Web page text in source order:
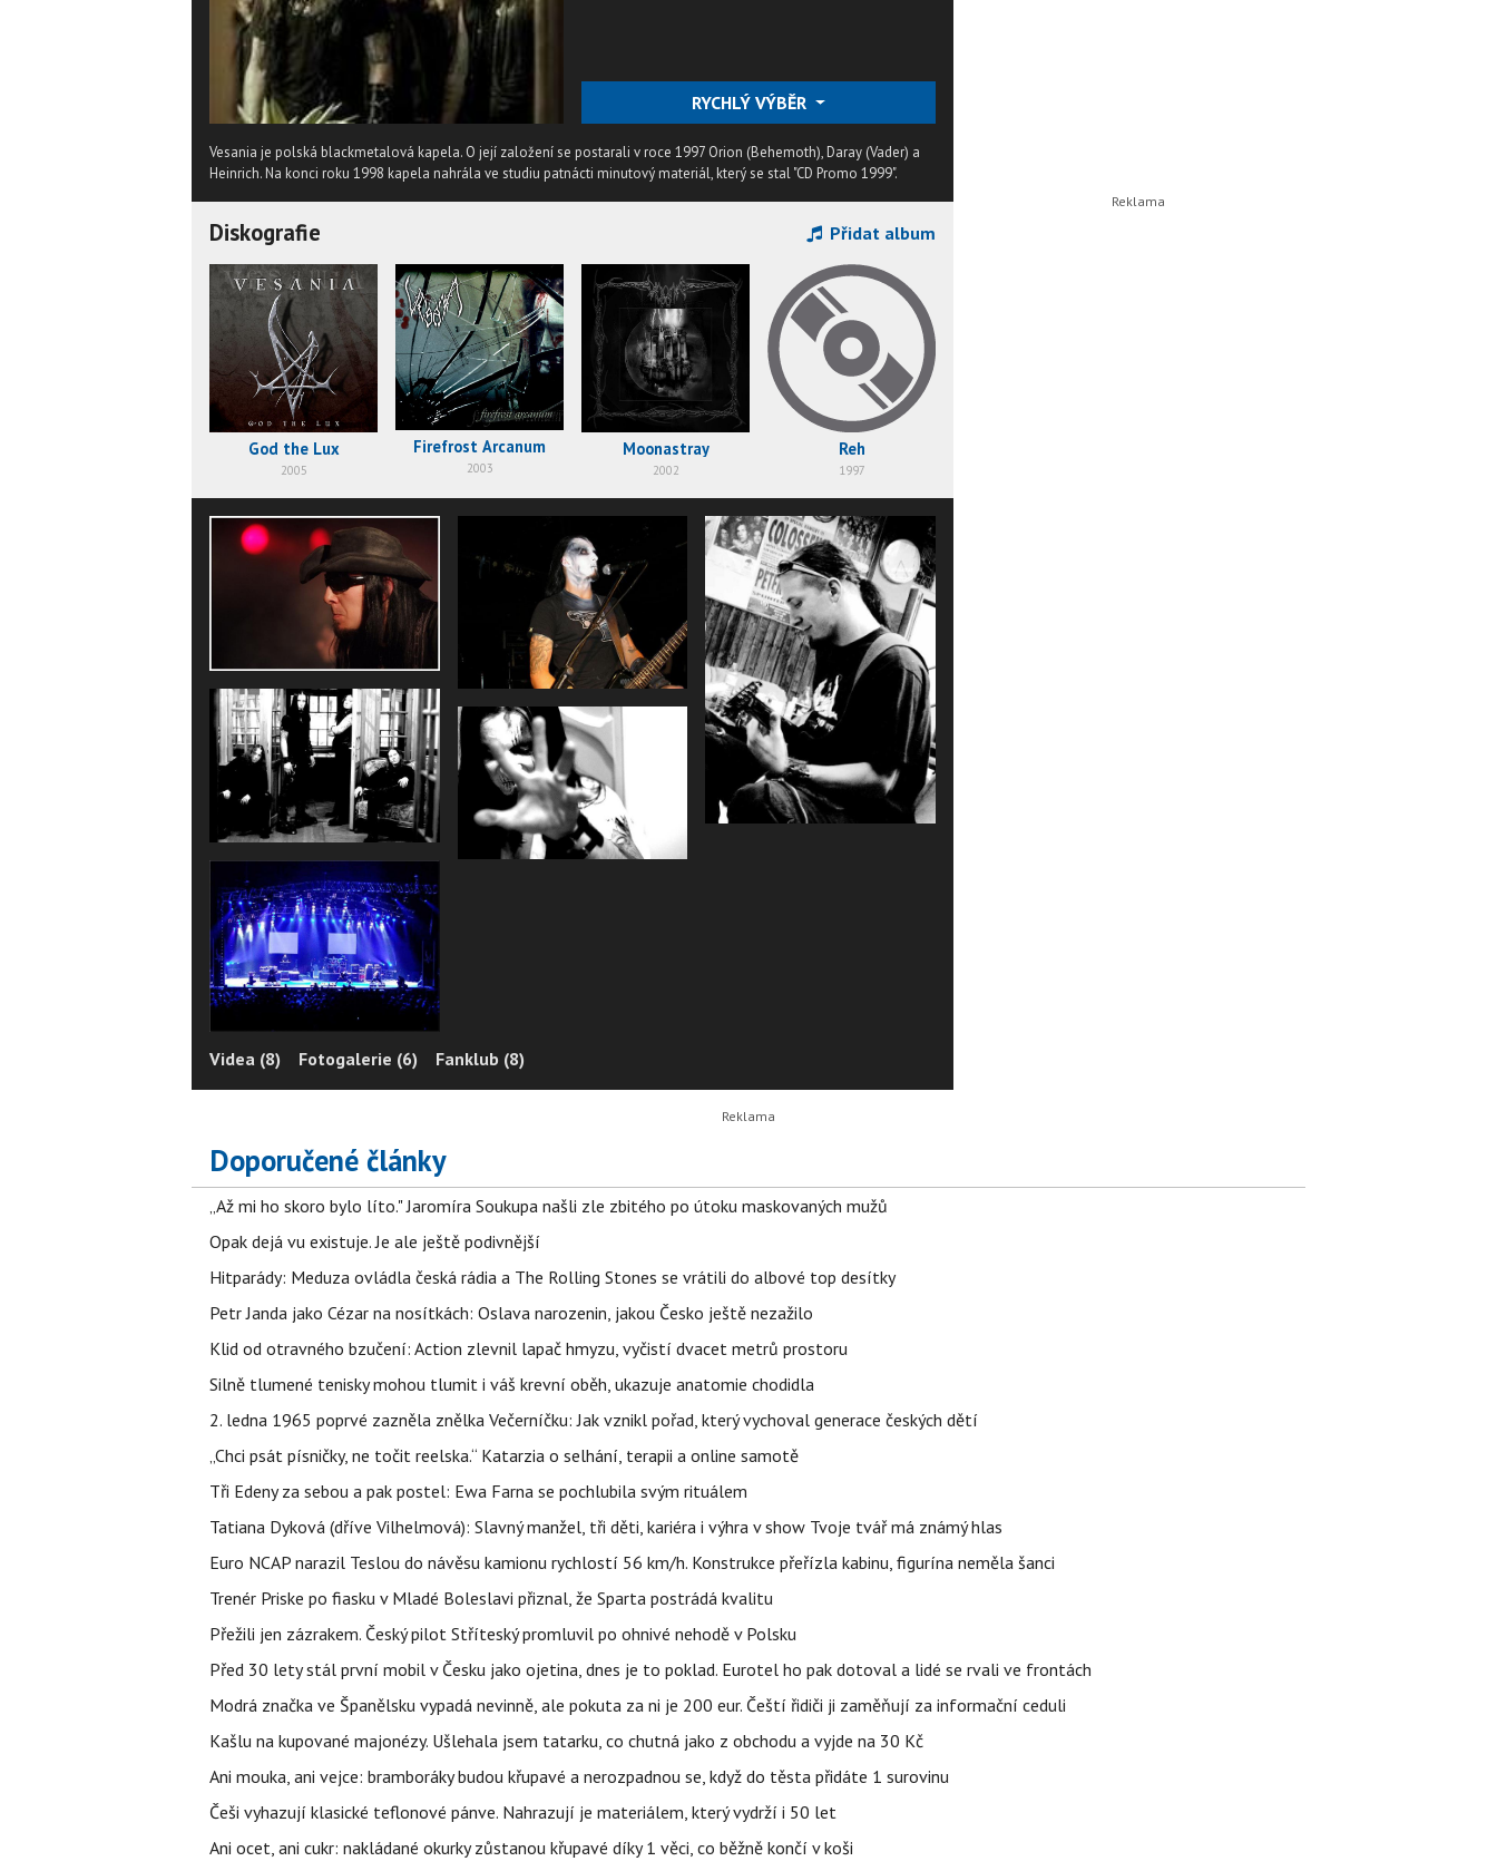
RYCHLÝ VÝBĚR
Vesania je polská blackmetalová kapela. O její založení se postarali v roce 1997 Orion (Behemoth), Daray (Vader) a
Heinrich. Na konci roku 1998 kapela nahrála ve studiu patnácti minutový materiál, který se stal "CD Promo 1999".
Diskografie Přidat album
God the Lux
2005
Firefrost Arcanum
2003
Moonastray
2002
Reh
1997
Videa (8) Fotogalerie (6) Fanklub (8)
Doporučené články
„Až mi ho skoro bylo líto." Jaromíra Soukupa našli zle zbitého po útoku maskovaných mužů
Opak dejá vu existuje. Je ale ještě podivnější
Hitparády: Meduza ovládla česká rádia a The Rolling Stones se vrátili do albové top desítky
Petr Janda jako Cézar na nosítkách: Oslava narozenin, jakou Česko ještě nezažilo
Klid od otravného bzučení: Action zlevnil lapač hmyzu, vyčistí dvacet metrů prostoru
Silně tlumené tenisky mohou tlumit i váš krevní oběh, ukazuje anatomie chodidla
2. ledna 1965 poprvé zazněla znělka Večerníčku: Jak vznikl pořad, který vychoval generace českých dětí
„Chci psát písničky, ne točit reelska.“ Katarzia o selhání, terapii a online samotě
Tři Edeny za sebou a pak postel: Ewa Farna se pochlubila svým rituálem
Tatiana Dyková (dříve Vilhelmová): Slavný manžel, tři děti, kariéra i výhra v show Tvoje tvář má známý hlas
Euro NCAP narazil Teslou do návěsu kamionu rychlostí 56 km/h. Konstrukce přeřízla kabinu, figurína neměla šanci
Trenér Priske po fiasku v Mladé Boleslavi přiznal, že Sparta postrádá kvalitu
Přežili jen zázrakem. Český pilot Stříteský promluvil po ohnivé nehodě v Polsku
Před 30 lety stál první mobil v Česku jako ojetina, dnes je to poklad. Eurotel ho pak dotoval a lidé se rvali ve frontách
Modrá značka ve Španělsku vypadá nevinně, ale pokuta za ni je 200 eur. Čeští řidiči ji zaměňují za informační ceduli
Kašlu na kupované majonézy. Ušlehala jsem tatarku, co chutná jako z obchodu a vyjde na 30 Kč
Ani mouka, ani vejce: bramboráky budou křupavé a nerozpadnou se, když do těsta přidáte 1 surovinu
Češi vyhazují klasické teflonové pánve. Nahrazují je materiálem, který vydrží i 50 let
Ani ocet, ani cukr: nakládané okurky zůstanou křupavé díky 1 věci, co běžně končí v koši